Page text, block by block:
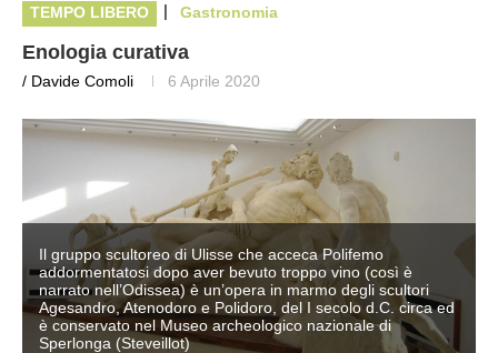
TEMPO LIBERO | Gastronomia
Enologia curativa
/ Davide Comoli 6 Aprile 2020
Il gruppo scultoreo di Ulisse che acceca Polifemo
addormentatosi dopo aver bevuto troppo vino (così è
narrato nell’Odissea) è un’opera in marmo degli scultori
Agesandro, Atenodoro e Polidoro, del I secolo d.C. circa ed
è conservato nel Museo archeologico nazionale di
Sperlonga (Steveillot)